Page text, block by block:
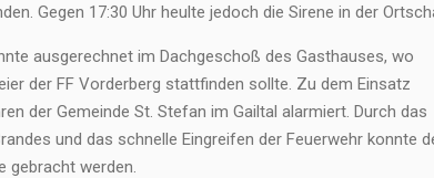
Gegen 17:30 Uhr heulte jedoch die Sirene in der
ausgerechnet im Dachgeschoß des Gasthauses, wo
der FF Vorderberg stattfinden sollte. Zu dem Einsatz
der Gemeinde St. Stefan im Gailtal alarmiert. Durch das
und das schnelle Eingreifen der Feuerwehr konnte
gebracht werden.